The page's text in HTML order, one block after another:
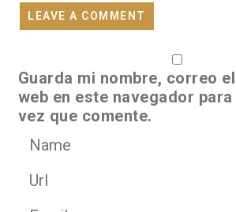
LEAVE A COMMENT
Guarda mi nombre, correo
web en este navegador
vez que comente.